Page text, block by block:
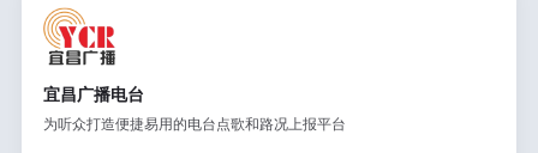
宜昌广播电台
为听众打造便捷易用的电台点歌和路况上报平台